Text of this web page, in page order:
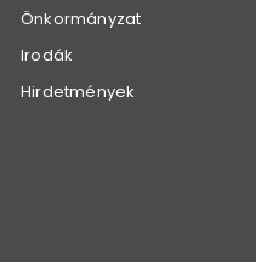
Önkormányzat
Irodák
Hirdetmények